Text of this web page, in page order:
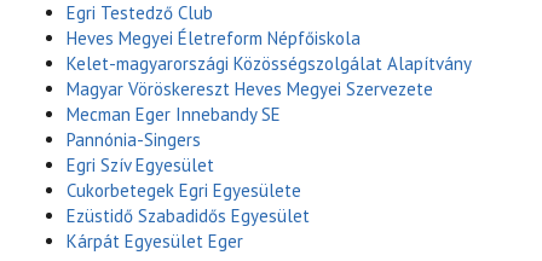
Egri Testedző Club
Heves Megyei Életreform Népfőiskola
Kelet-magyarországi Közösségszolgálat Alapítvány
Magyar Vöröskereszt Heves Megyei Szervezete
Mecman Eger Innebandy SE
Pannónia-Singers
Egri Szív Egyesület
Cukorbetegek Egri Egyesülete
Ezüstidő Szabadidős Egyesület
Kárpát Egyesület Eger